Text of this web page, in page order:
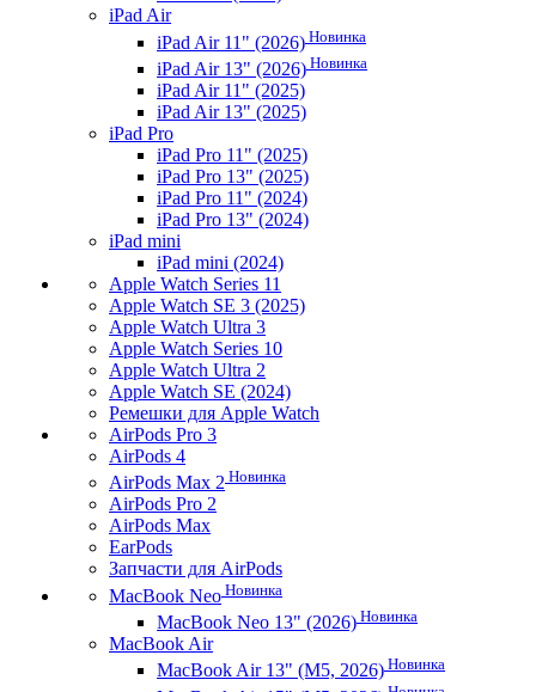
iPad Air
iPad Air 11" (2026) Новинка
iPad Air 13" (2026) Новинка
iPad Air 11" (2025)
iPad Air 13" (2025)
iPad Pro
iPad Pro 11" (2025)
iPad Pro 13" (2025)
iPad Pro 11" (2024)
iPad Pro 13" (2024)
iPad mini
iPad mini (2024)
Apple Watch Series 11
Apple Watch SE 3 (2025)
Apple Watch Ultra 3
Apple Watch Series 10
Apple Watch Ultra 2
Apple Watch SE (2024)
Ремешки для Apple Watch
AirPods Pro 3
AirPods 4
AirPods Max 2 Новинка
AirPods Pro 2
AirPods Max
EarPods
Запчасти для AirPods
MacBook Neo Новинка
MacBook Neo 13" (2026) Новинка
MacBook Air
MacBook Air 13" (M5, 2026) Новинка